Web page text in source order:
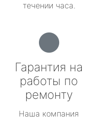
течении часа.
Гарантия на
работы по
ремонту
Наша компания